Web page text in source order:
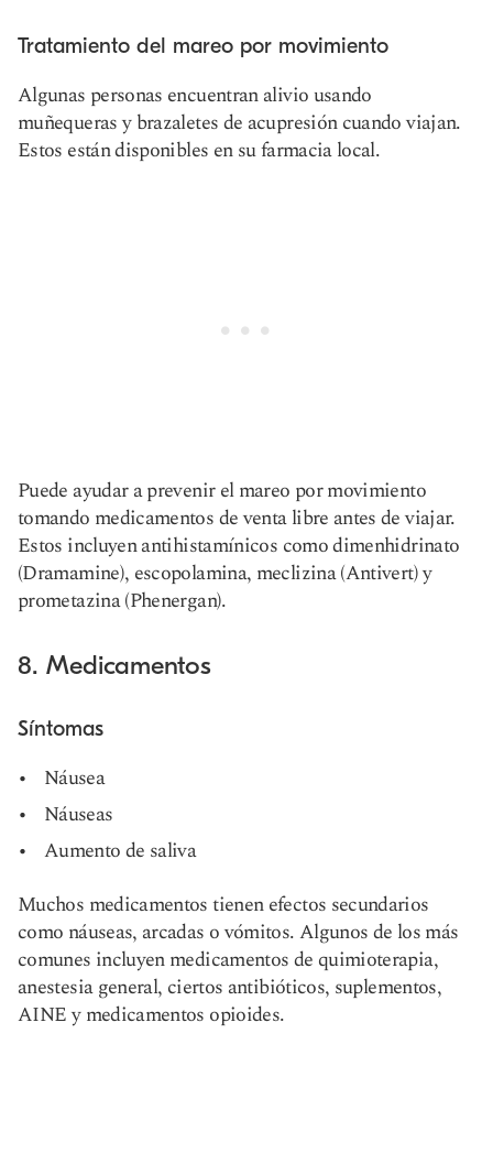
Tratamiento del mareo por movimiento
Algunas personas encuentran alivio usando
muñequeras y brazaletes de acupresión cuando viajan.
Estos están disponibles en su farmacia local.
Puede ayudar a prevenir el mareo por movimiento
tomando medicamentos de venta libre antes de viajar.
Estos incluyen antihistamínicos como dimenhidrinato
(Dramamine), escopolamina, meclizina (Antivert) y
prometazina (Phenergan).
8. Medicamentos
Síntomas
Náusea
Náuseas
Aumento de saliva
Muchos medicamentos tienen efectos secundarios
como náuseas, arcadas o vómitos. Algunos de los más
comunes incluyen medicamentos de quimioterapia,
anestesia general, ciertos antibióticos, suplementos,
AINE y medicamentos opioides.